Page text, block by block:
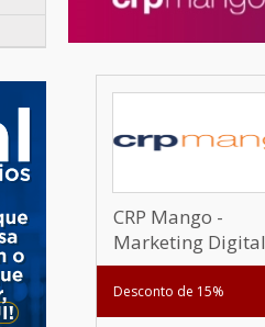
CRP Mango -
Marketing Digital
Desconto de 15%